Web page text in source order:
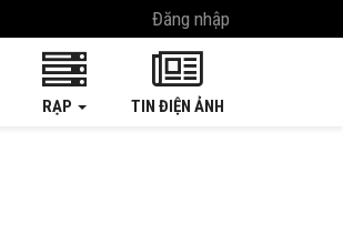
Đăng nhập
RẠP TIN ĐIỆN ẢNH